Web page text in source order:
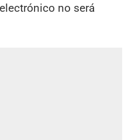
no será